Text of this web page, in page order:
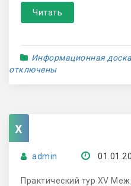
Читать
Информационная доска
отключены
x
admin
Практический тур XV